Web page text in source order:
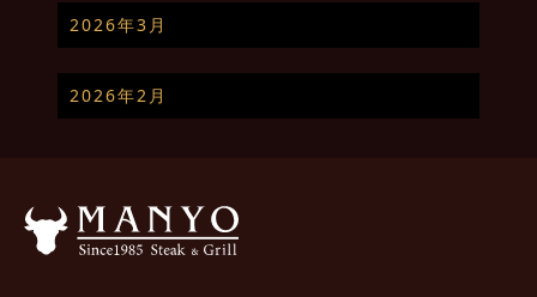
2026年3月
2026年2月